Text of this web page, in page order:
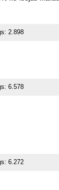
2.898
6.578
6.272